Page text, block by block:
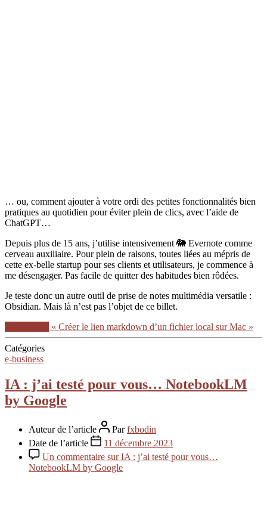
… ou, comment ajouter à votre ordi des petites fonctionnalités bien
pratiques au quotidien pour éviter plein de clics, avec l’aide de
ChatGPT…
Depuis plus de 15 ans, j’utilise intensivement 🐘 Evernote comme
cerveau auxiliaire. Pour plein de raisons, toutes liées au mépris de
cette ex-belle startup pour ses clients et utilisateurs, je commence à
me désengager. Pas facile de quitter des habitudes bien rôdées.
Je teste donc un autre outil de prise de notes multimédia versatile :
Obsidian. Mais là n’est pas l’objet de ce billet.
« Créer le lien markdown d’un fichier local sur Mac »
Catégories
e-business
IA : j’ai testé pour vous… NotebookLM
by Google
Auteur de l’article Parfxbodin
Date de l’article
11 décembre 2023
Un commentaire sur IA : j’ai testé pour vous…
NotebookLM by Google